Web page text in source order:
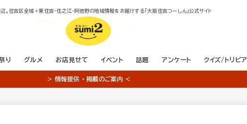
。住吉区全域＋東住吉・住之江・阿倍野の地域情報をお届けする「大阪住吉つーしん」公式サイト
り グルメ お店見せて イベント 話題 アンケート クイズ/トリビア
＞ 情報提供 ・ 掲載のご案内 ＜